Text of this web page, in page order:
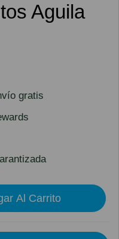
Aguila
gratis
Al Carrito